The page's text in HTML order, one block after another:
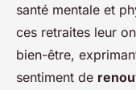
santé mentale et
ces retraites leur
bien-être,
sentiment de